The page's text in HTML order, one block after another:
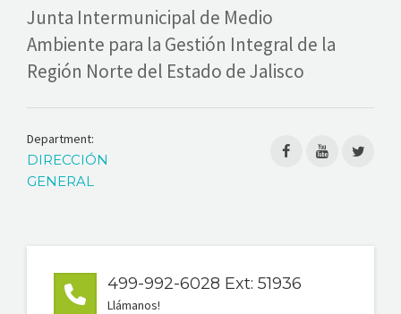
Junta Intermunicipal de Medio
Ambiente para la Gestión Integral de la
Región Norte del Estado de Jalisco
Department:
DIRECCIÓN
GENERAL
499-992-6028 Ext: 51936
Llámanos!